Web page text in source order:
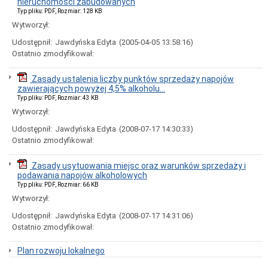
Statut
Poradnik
petenta
(jak
załatwić?)
Informacja
dla
osób
niesłyszących
Ewidencja
ludności
Stanu
Cywilnego
Działalność
gospodarcza
Komunalna
Mieszkania
Nieruchomości
Typ pliku: PDF, Rozmiar: 128 KB
Wytworzył:
Udostępnił: Jawdyńska Edyta (2005-04-05 13:58:16)
Ostatnio zmodyfikował:
Zasady ustalenia liczby punktów sprzedaży napojów
zawierających powyżej 4,5% alkoholu...
Typ pliku: PDF, Rozmiar: 43 KB
Wytworzył:
Udostępnił: Jawdyńska Edyta (2008-07-17 14:30:33)
Ostatnio zmodyfikował:
Zasady usytuowania miejsc oraz warunków sprzedaży i
podawania napojów alkoholowych
Typ pliku: PDF, Rozmiar: 66 KB
Wytworzył:
Udostępnił: Jawdyńska Edyta (2008-07-17 14:31:06)
Ostatnio zmodyfikował:
Plan rozwoju lokalnego